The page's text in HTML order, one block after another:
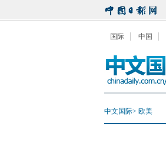
国际 中国
中文国际> 欧美